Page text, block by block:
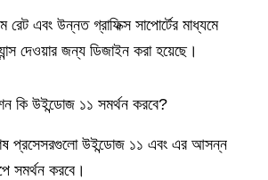
এবং উন্নত গ্রাফিক্স সাপোর্টের মাধ্যমে
দেওয়ার জন্য ডিজাইন করা হয়েছে।
কি উইন্ডোজ ১১ সমর্থন করবে?
প্রসেসরগুলো উইন্ডোজ ১১ এবং এর আসন্ন
সমর্থন করবে।